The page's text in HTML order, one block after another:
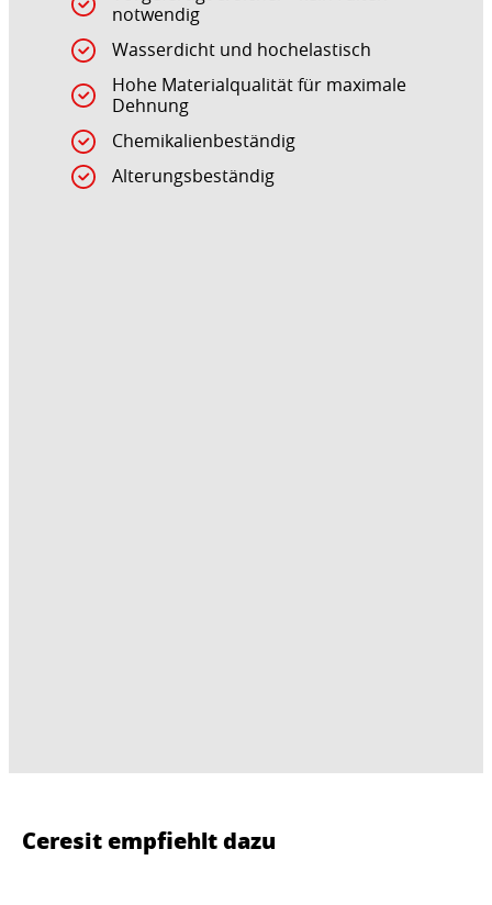
notwendig
Wasserdicht und hochelastisch
Hohe Materialqualität für maximale
Dehnung
Chemikalienbeständig
Alterungsbeständig
Ceresit empfiehlt dazu